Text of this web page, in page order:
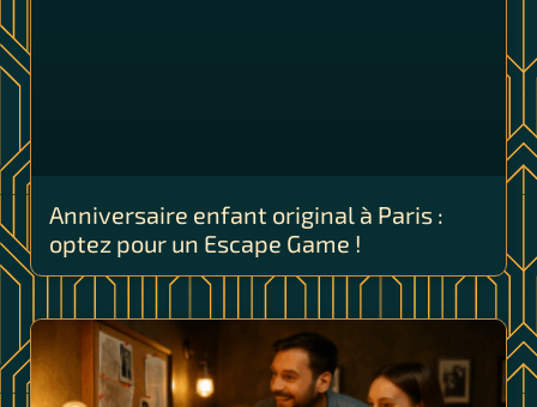
Anniversaire enfant original à Paris :
optez pour un Escape Game !